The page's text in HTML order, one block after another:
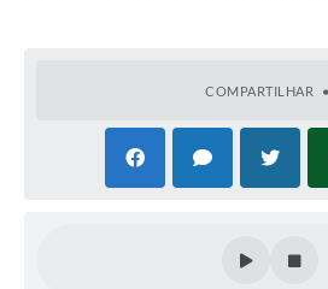
COMPARTILHAR